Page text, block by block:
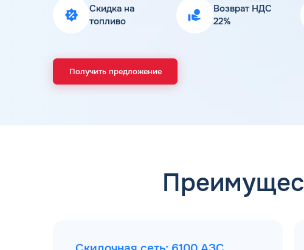
Скидка на
топливо
Возврат НДС
22%
Получить предложение